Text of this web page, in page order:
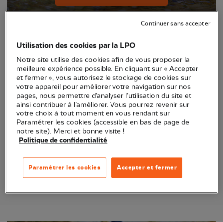
Anticollisions vitres oiseaux
Je découvre les anticollisions
Utilisation des cookies par la LPO
Notre site utilise des cookies afin de vous proposer la
meilleure expérience possible. En cliquant sur « Accepter
et fermer », vous autorisez le stockage de cookies sur
votre appareil pour améliorer votre navigation sur nos
pages, nous permettre d’analyser l’utilisation du site et
ainsi contribuer à l’améliorer. Vous pourrez revenir sur
votre choix à tout moment en vous rendant sur
Paramétrer les cookies (accessible en bas de page de
notre site). Merci et bonne visite !
Politique de confidentialité
Accepter et fermer
Paramétrer les cookies
Continuer sans accepter